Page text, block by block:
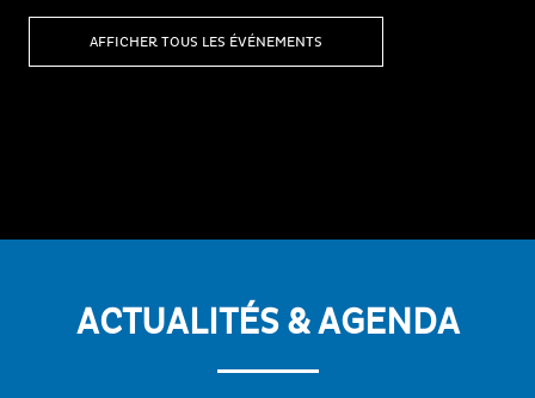
AFFICHER TOUS LES ÉVÉNEMENTS
ACTUALITÉS & AGENDA